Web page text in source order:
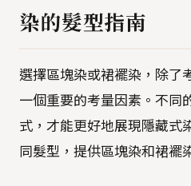
染的髮型指南
選擇區塊染或裙襬染，除了
一個重要的考量因素。不同
式，才能更好地展現隱藏式
同髮型，提供區塊染和裙襬